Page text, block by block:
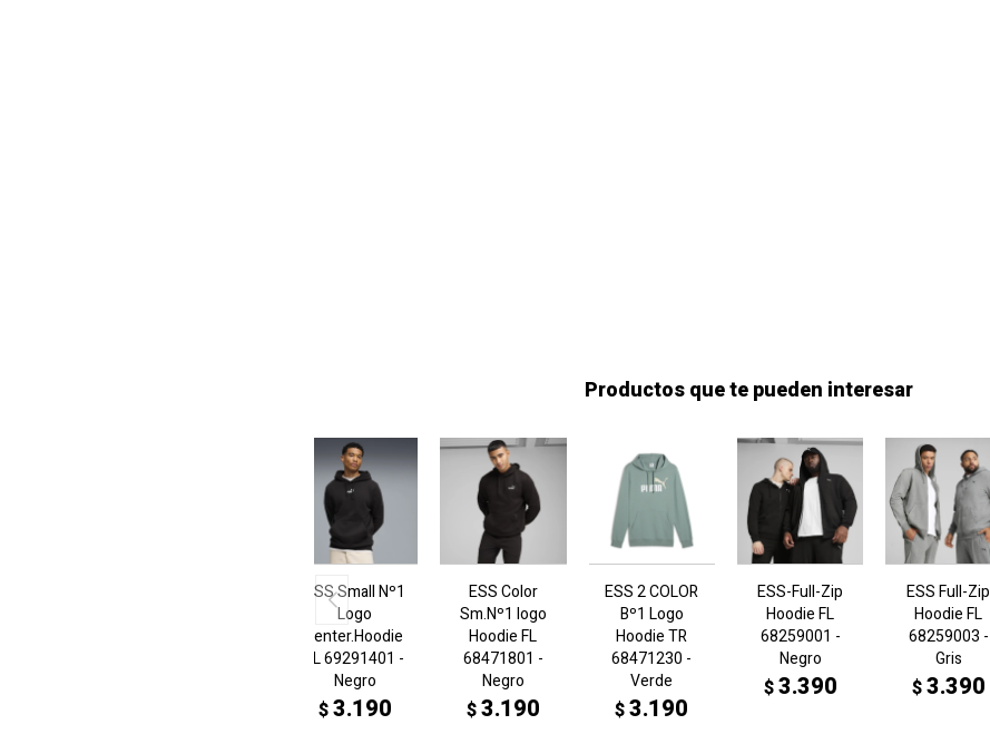
Productos que te pueden interesar
ESS Small Nº1
Logo
center.Hoodie
FL 69291401 -
Negro
$3.190
ESS Color
Sm.Nº1 logo
Hoodie FL
68471801 -
Negro
$3.190
ESS 2 COLOR
Bº1 Logo
Hoodie TR
68471230 -
Verde
$3.190
ESS-Full-Zip
Hoodie FL
68259001 -
Negro
$3.390
ESS Full-Zip
Hoodie FL
68259003 -
Gris
$3.390